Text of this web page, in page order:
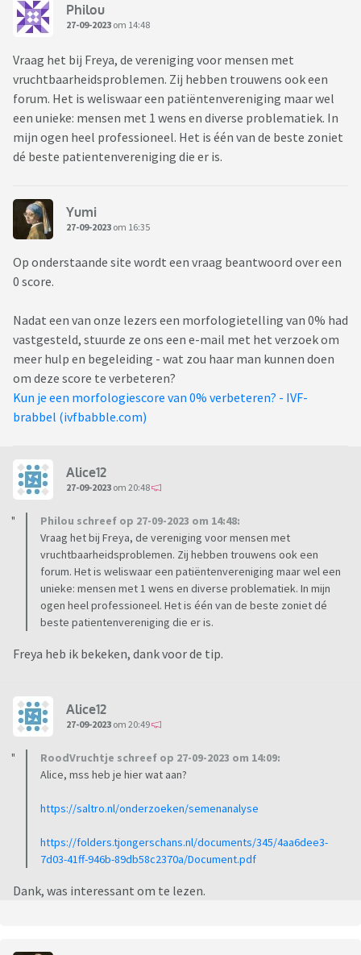
Philou
27-09-2023 om 14:48
Vraag het bij Freya, de vereniging voor mensen met
vruchtbaarheidsproblemen. Zij hebben trouwens ook een
forum. Het is weliswaar een patiëntenvereniging maar wel
een unieke: mensen met 1 wens en diverse problematiek. In
mijn ogen heel professioneel. Het is één van de beste zoniet
dé beste patientenvereniging die er is.
Yumi
27-09-2023 om 16:35
Op onderstaande site wordt een vraag beantwoord over een
0 score.
Nadat een van onze lezers een morfologietelling van 0% had
vastgesteld, stuurde ze ons een e-mail met het verzoek om
meer hulp en begeleiding - wat zou haar man kunnen doen
om deze score te verbeteren?
Kun je een morfologiescore van 0% verbeteren? - IVF-
brabbel (ivfbabble.com)
Alice12
27-09-2023 om 20:48
Philou schreef op 27-09-2023 om 14:48:
Vraag het bij Freya, de vereniging voor mensen met
vruchtbaarheidsproblemen. Zij hebben trouwens ook een
forum. Het is weliswaar een patiëntenvereniging maar wel een
unieke: mensen met 1 wens en diverse problematiek. In mijn
ogen heel professioneel. Het is één van de beste zoniet dé
beste patientenvereniging die er is.
Freya heb ik bekeken, dank voor de tip.
Alice12
27-09-2023 om 20:49
RoodVruchtje schreef op 27-09-2023 om 14:09:
Alice, mss heb je hier wat aan?
https://saltro.nl/onderzoeken/semenanalyse
https://folders.tjongerschans.nl/documents/345/4aa6dee3-
7d03-41ff-946b-89db58c2370a/Document.pdf
Dank, was interessant om te lezen.